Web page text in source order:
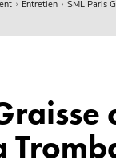
Entretien SML Paris